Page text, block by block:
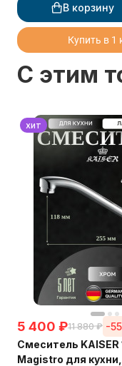
В корзину
Купить в 1
C этим
хит
5 400 ₽11 880 ₽ -
Смеситель KAISER
Magistro для